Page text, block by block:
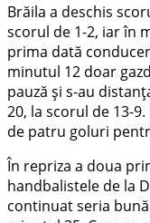
Brăila a deschis
scorul de 1-2, iar în
prima dată
minutul 12 doar
pauză și s-au
20, la scorul de 13-
de patru goluri
În repriza a doua
handbalistele de la
continuat seria